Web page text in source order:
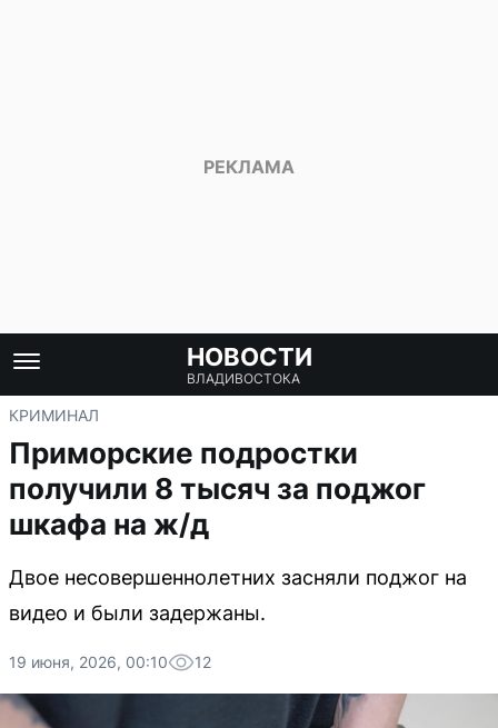
НОВОСТИ
ВЛАДИВОСТОКА
КРИМИНАЛ
Приморские подростки
получили 8 тысяч за поджог
шкафа на ж/д
Двое несовершеннолетних засняли поджог на
видео и были задержаны.
19 июня, 2026, 00:10 12